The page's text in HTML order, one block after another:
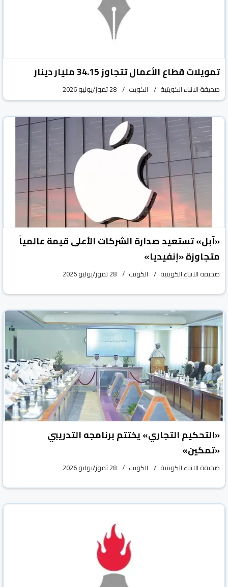
تمويلات قطاع الأعمال تتجاوز 34.15 مليار دينار
صحيفة الانباء الكويتية الكويت 28 تموز/يوليو 2026
«آبل» تستعيد صدارة الشركات الأعلى قيمة عالمياً
متجاوزة «إنفيديا»
صحيفة الانباء الكويتية الكويت 28 تموز/يوليو 2026
«التحكيم التجاري» يختتم برنامجه التدريبي
«تمكين»
صحيفة الانباء الكويتية الكويت 28 تموز/يوليو 2026